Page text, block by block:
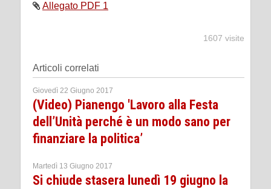
Allegato PDF 1
1607 visite
Articoli correlati
Giovedì 22 Giugno 2017
(Video) Pianengo 'Lavoro alla Festa
dell’Unità perché è un modo sano per
finanziare la politica’
Martedì 13 Giugno 2017
Si chiude stasera lunedì 19 giugno la